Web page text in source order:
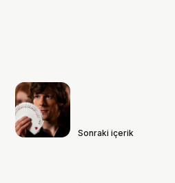
Sonraki içerik